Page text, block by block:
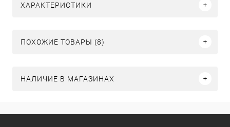
ХАРАКТЕРИСТИКИ
ПОХОЖИЕ ТОВАРЫ (8)
НАЛИЧИЕ В МАГАЗИНАХ